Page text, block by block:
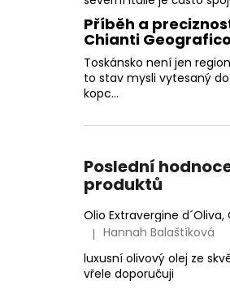
Příběh a
Chianti Geografico
Toskánsko není jen
to stav mysli vytesaný
kopc...
Poslední
produktů
Hodnocení produktu je 5
| Hannah Balaštíková
luxusní olivový olej ze
vřele doporučuji